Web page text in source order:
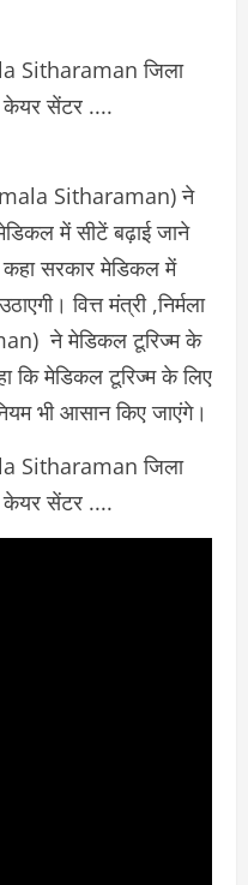
Sitharaman) ने
में सीटें बढ़ाई जाने
कहा सरकार मेडिकल में
वित्त मंत्री ,निर्मला
ने मेडिकल टूरिज्म के
कि मेडिकल टूरिज्म के लिए
भी आसान किए जाएंगे।